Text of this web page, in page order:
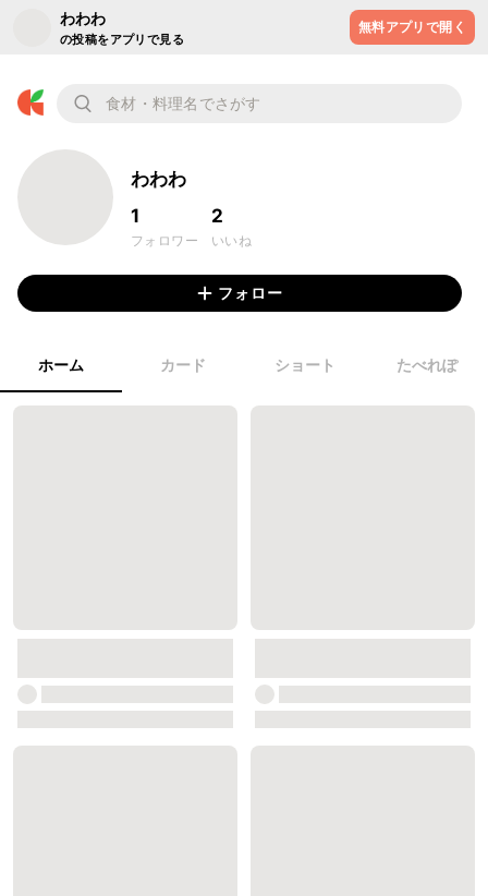
わわわ
の投稿をアプリで見る
無料アプリで開く
わわわ
1
フォロワー
2
いいね
フォロー
ホーム カード ショート たべれぽ